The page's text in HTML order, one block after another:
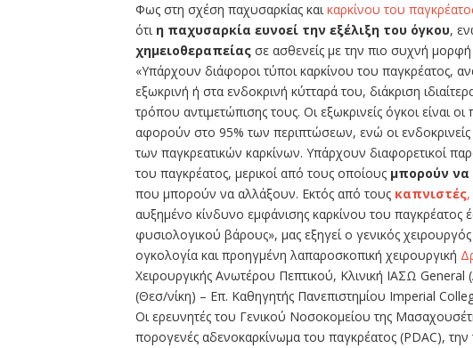
Φως στη σχέση παχυσαρκίας καικαρκίνου του
ότι η παχυσαρκία ευνοεί την εξέλιξη του όγκου,
χημειοθεραπείας σε ασθενείς με την πιο συχνή
«Υπάρχουν διάφοροι τύποι καρκίνου του παγκρέατος,
εξωκρινή ή στα ενδοκρινή κύτταρά του, διάκριση
τρόπου αντιμετώπισης τους. Οι εξωκρινείς όγκοι είναι
αφορούν στο 95% των περιπτώσεων, ενώ οι
των παγκρεατικών καρκίνων. Υπάρχουν διαφορετικοί
του παγκρέατος, μερικοί από τους οποίους μπορούν
που μπορούν να αλλάξουν. Εκτός από τους καπνιστές,
αυξημένο κίνδυνο εμφάνισης καρκίνου του παγκρέατος
φυσιολογικού βάρους», μας εξηγεί ο γενικός χειρουργός
ογκολογία και προηγμένη λαπαροσκοπική χειρουργική
Χειρουργικής Ανωτέρου Πεπτικού, Κλινική ΙΑΣΩ General
(Θεσ/νίκη) – Επ. Καθηγητής Πανεπιστημίου Imperial
Οι ερευνητές του Γενικού Νοσοκομείου της
πορογενές αδενοκαρκίνωμα του παγκρέατος (PDAC), την